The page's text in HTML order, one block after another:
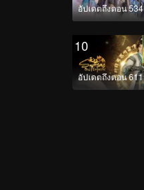
อัปเดตถึงตอน 534
10
อัปเดตถึงตอน 611